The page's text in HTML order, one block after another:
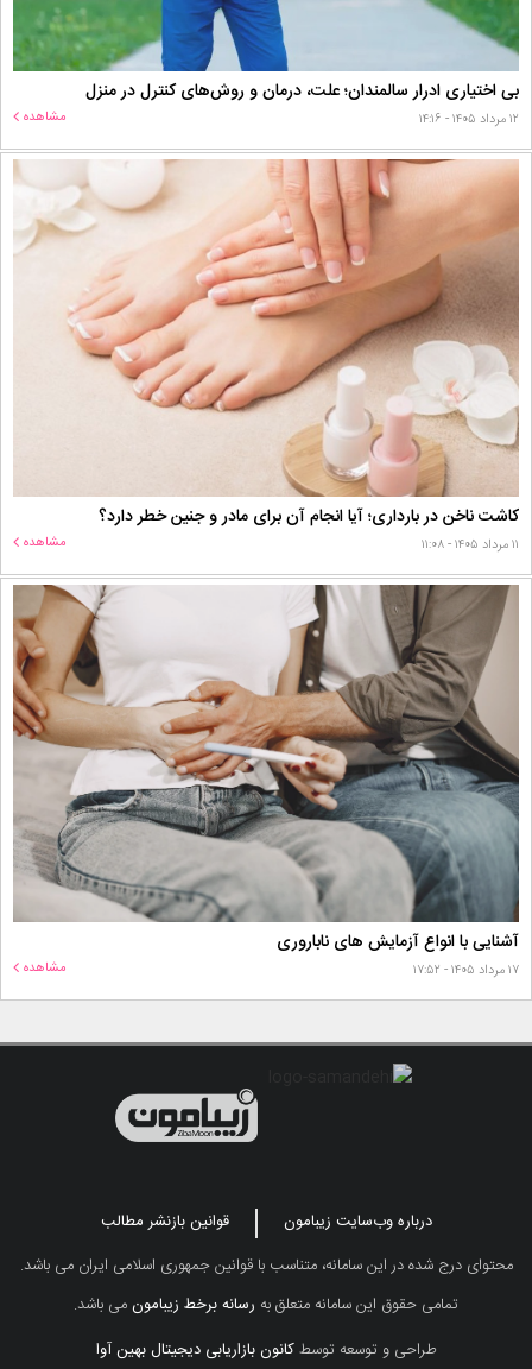
بی اختیاری ادرار سالمندان؛ علت، درمان و روش‌های کنترل در منزل
۱۲ مرداد ۱۴۰۵ - ۱۴:۱۶ مشاهده
کاشت ناخن در بارداری؛ آیا انجام آن برای مادر و جنین خطر دارد؟
۱۱ مرداد ۱۴۰۵ - ۱۱:۰۸ مشاهده
آشنایی با انواع آزمایش های ناباروری
۱۷ مرداد ۱۴۰۵ - ۱۷:۵۲ مشاهده
درباره وب‌سایت زیبامون
قوانین بازنشر مطالب
محتوای درج شده در این سامانه، متناسب با قوانین جمهوری اسلامی ایران می باشد.
تمامی حقوق این سامانه متعلق به رسانه برخط زیبامونمی باشد.
طراحی و توسعه توسطکانون بازاریابی دیجیتال بهین آوا